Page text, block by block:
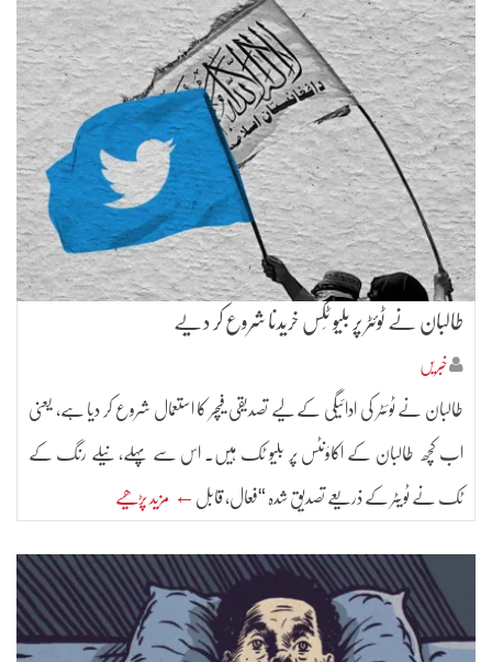
طالبان نے ٹوئٹر پر بلیو ٹِکس خریدنا شروع کر دیے
خبریں
طالبان نے ٹوئٹر کی ادائیگی کے لیے تصدیقی فیچر کا استعمال شروع کر دیا ہے، یعنی
اب کچھ طالبان کے اکاؤنٹس پر بلیو ٹک ہیں۔ اس سے پہلے، نیلے رنگ کے
ٹک نے ٹویٹر کے ذریعے تصدیق شدہ “فعال، قابل ← مزید پڑھیے